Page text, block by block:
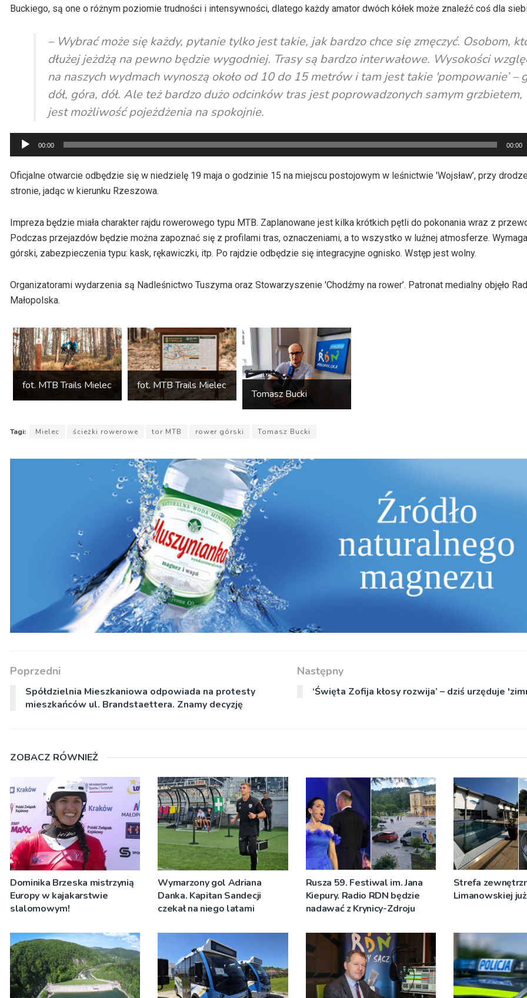
Buckiego, są one o różnym poziomie trudności i intensywności, dlatego każdy amator dwóch kółek może znaleźć coś dla
– Wybrać może się każdy, pytanie tylko jest takie, jak bardzo chce się zmęczyć. Osobom,
dłużej jeżdżą na pewno będzie wygodniej. Trasy są bardzo interwałowe. Wysokości
na naszych wydmach wynoszą około od 10 do 15 metrów i tam jest takie 'pompowanie’ –
dół, góra, dół. Ale też bardzo dużo odcinków tras jest poprowadzonych samym grzbietem,
jest możliwość pojeżdżenia na spokojnie.
Odtwarzacz
plików
dźwiękowych
00:00 00:00
Oficjalne otwarcie odbędzie się w niedzielę 19 maja o godzinie 15 na miejscu postojowym w leśnictwie 'Wojsław’, przy
stronie, jadąc w kierunku Rzeszowa.
Impreza będzie miała charakter rajdu rowerowego typu MTB. Zaplanowane jest kilka krótkich pętli do pokonania wraz z
Podczas przejazdów będzie można zapoznać się z profilami tras, oznaczeniami, a to wszystko w luźnej atmosferze.
górski, zabezpieczenia typu: kask, rękawiczki, itp. Po rajdzie odbędzie się integracyjne ognisko. Wstęp jest wolny.
Organizatorami wydarzenia są Nadleśnictwo Tuszyma oraz Stowarzyszenie 'Chodźmy na rower’. Patronat medialny objęło
Małopolska.
fot. MTB Trails Mielec fot. MTB Trails Mielec
Tomasz Bucki
Tagi: Mielec ścieżki rowerowe tor MTB rower górski Tomasz Bucki
Poprzedni
Spółdzielnia Mieszkaniowa odpowiada na protesty
mieszkańców ul. Brandstaettera. Znamy decyzję
Następny
‘Święta Zofija kłosy rozwija’ – dziś urzęduje
ZOBACZ RÓWNIEŻ
Dominika Brzeska mistrzynią
Europy w kajakarstwie
slalomowym!
Wymarzony gol Adriana
Danka. Kapitan Sandecji
czekał na niego latami
Rusza 59. Festiwal im. Jana
Kiepury. Radio RDN będzie
nadawać z Krynicy-Zdroju
Strefa
Limanowskiej już